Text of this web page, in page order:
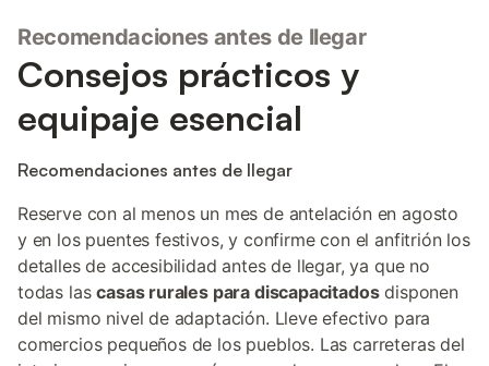
Recomendaciones antes de llegar
Consejos prácticos y
equipaje esencial
Recomendaciones antes de llegar
Reserve con al menos un mes de antelación en agosto
y en los puentes festivos, y confirme con el anfitrión los
detalles de accesibilidad antes de llegar, ya que no
todas lascasas rurales para discapacitadosdisponen
del mismo nivel de adaptación. Lleve efectivo para
comercios pequeños de los pueblos. Las carreteras del